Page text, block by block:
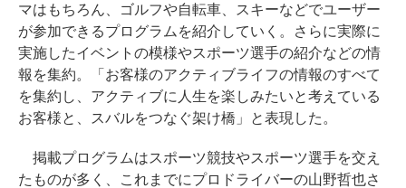
マはもちろん、ゴルフや自転車、スキーなどでユーザー
が参加できるプログラムを紹介していく。さらに実際に
実施したイベントの模様やスポーツ選手の紹介などの情
報を集約。「お客様のアクティブライフの情報のすべて
を集約し、アクティブに人生を楽しみたいと考えている
お客様と、スバルをつなぐ架け橋」と表現した。
掲載プログラムはスポーツ競技やスポーツ選手を交え
たものが多く、これまでにプロドライバーの山野哲也さ